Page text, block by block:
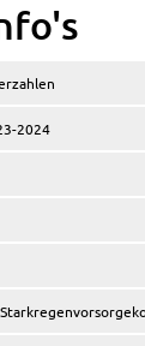
2024